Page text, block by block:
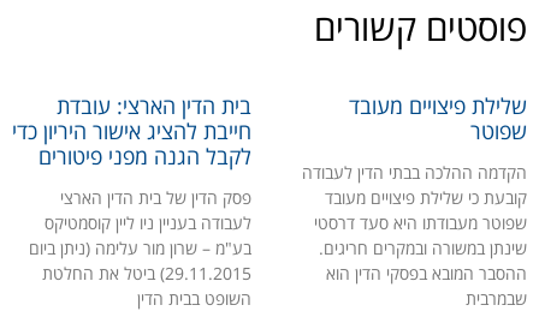
קשורים
פיצויים מעובד
ההלכה בבתי הדין לעבודה
כי שלילת פיצויים מעובד
מעבודתו היא סעד דרסטי
במשורה ובמקרים חריגים.
המובא בפסקי הדין הוא
בית הדין הארצי: עובדת
חייבת להציג אישור היריון כדי
לקבל הגנה מפני פיטורים
פסק הדין של בית הדין הארצי
לעבודה בעניין ניו ליין קוסמטיקס
בע"מ – שרון מור עלימה (ניתן ביום
29.11.2015) ביטל את החלטת
השופט בבית הדין